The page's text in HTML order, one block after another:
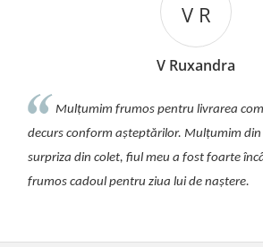
V R
V Ruxandra
Mulțumim frumos pentru livrarea
decurs conform așteptărilor. Mulțumim
surpriza din colet, fiul meu a fost foarte
frumos cadoul pentru ziua lui de naștere.